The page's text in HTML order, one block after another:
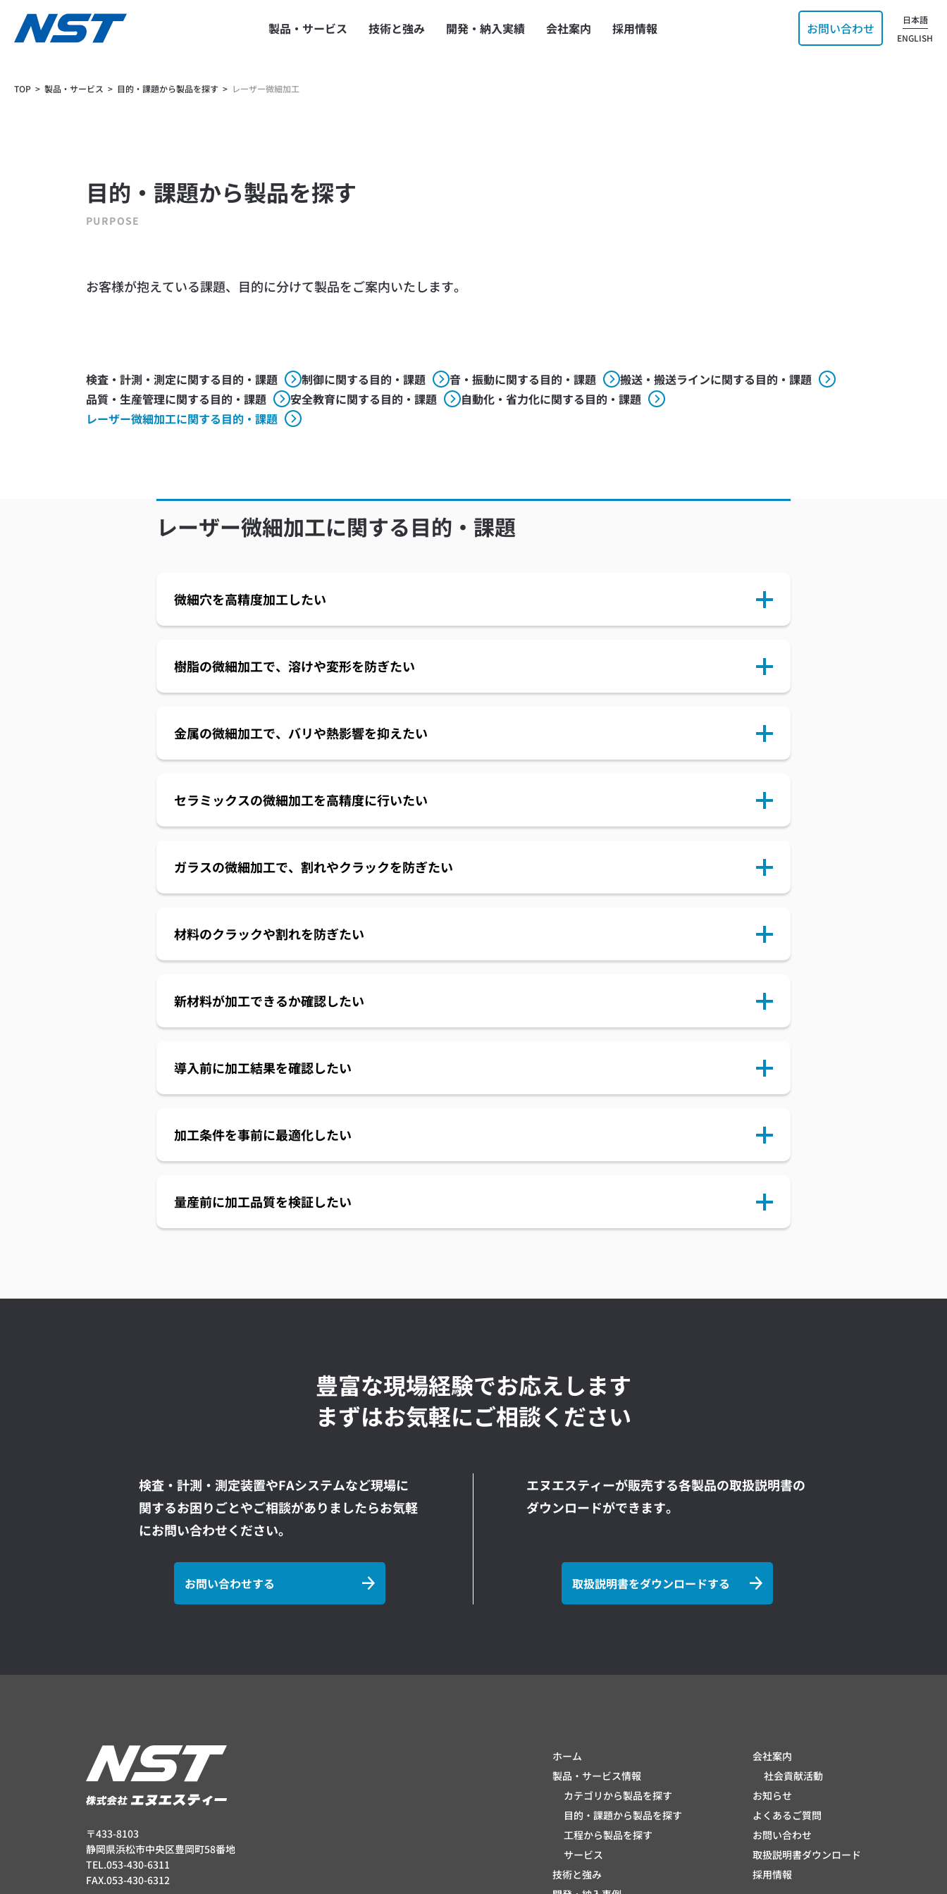
製品・サービス 技術と強み 開発・納入実績 会社案内 採用情報 お問い合わせ
日本語
ENGLISH
TOP 製品・サービス 目的・課題から製品を探す レーザー微細加工
目的・課題から製品を探す
PURPOSE
お客様が抱えている課題、目的に分けて製品をご案内いたします。
検査・計測・測定に関する目的・課題 制御に関する目的・課題 音・振動に関する目的・課題
搬送・搬送ラインに関する目的・課題
品質・生産管理に関する目的・課題
安全教育に関する目的・課題
自動化・省力化に関する目的・課題
レーザー微細加工に関する目的・課題
レーザー微細加工に関する目的・課題
微細穴を高精度加工したい
樹脂の微細加工で、溶けや変形を防ぎたい
金属の微細加工で、バリや熱影響を抑えたい
セラミックスの微細加工を高精度に行いたい
ガラスの微細加工で、割れやクラックを防ぎたい
材料のクラックや割れを防ぎたい
新材料が加工できるか確認したい
導入前に加工結果を確認したい
加工条件を事前に最適化したい
量産前に加工品質を検証したい
豊富な現場経験でお応えします
まずはお気軽にご相談ください
検査・計測・測定装置やFAシステムなど現場に
関するお困りごとやご相談がありましたらお気軽
にお問い合わせください。
お問い合わせする
エヌエスティーが販売する各製品の取扱説明書の
ダウンロードができます。
取扱説明書をダウンロードする
〒433-8103
静岡県浜松市中央区豊岡町58番地
TEL.053-430-6311
FAX.053-430-6312
ホーム
製品・サービス情報
カテゴリから製品を探す
目的・課題から製品を探す
工程から製品を探す
サービス
技術と強み
会社案内
社会貢献活動
お知らせ
よくあるご質問
お問い合わせ
取扱説明書ダウンロード
採用情報